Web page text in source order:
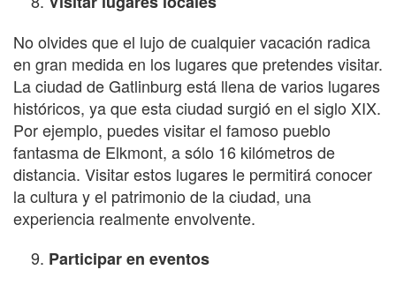
No olvides que el lujo de cualquier vacación radica
en gran medida en los lugares que pretendes visitar.
La ciudad de Gatlinburg está llena de varios lugares
históricos, ya que esta ciudad surgió en el siglo XIX.
Por ejemplo, puedes visitar el famoso pueblo
fantasma de Elkmont, a sólo 16 kilómetros de
distancia. Visitar estos lugares le permitirá conocer
la cultura y el patrimonio de la ciudad, una
experiencia realmente envolvente.
Participar en eventos